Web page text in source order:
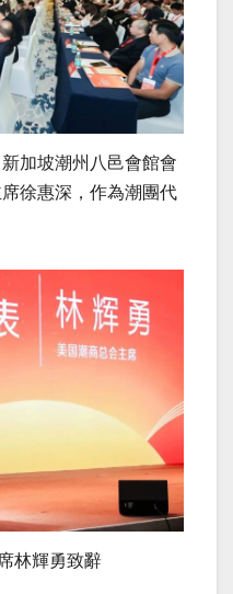
加坡潮州八邑會館會
徐惠深，作為潮團代
林輝勇致辭